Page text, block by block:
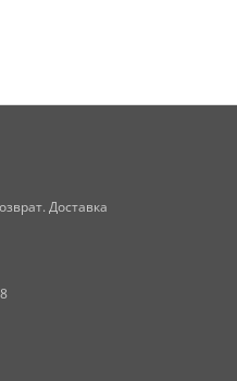
Доставка